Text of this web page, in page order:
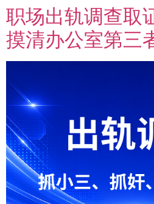
职场出轨调查取
摸清办公室第三